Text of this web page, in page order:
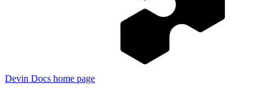
Devin Docs home page